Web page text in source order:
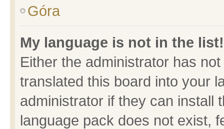
Góra
My language is not in the list!
Either the administrator has
translated this board into your
administrator if they can install
language pack does not exist,